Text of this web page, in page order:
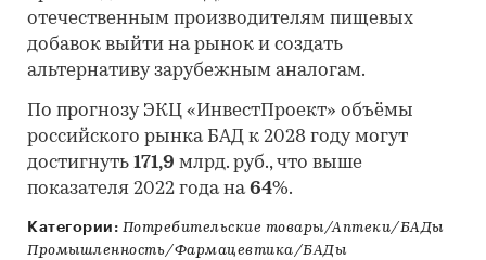
отечественным производителям пищевых
добавок выйти на рынок и создать
альтернативу зарубежным аналогам.
По прогнозу ЭКЦ «ИнвестПроект» объёмы
российского рынка БАД к 2028 году могут
достигнуть 171,9 млрд. руб., что выше
показателя 2022 года на64%.
Категории: Потребительские товары/Аптеки/БАДы
Промышленность/Фармацевтика/БАДы